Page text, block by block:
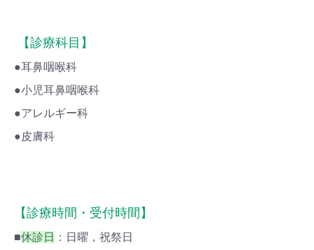
【診療科目】
●耳鼻咽喉科
●小児耳鼻咽喉科
●アレルギー科
●皮膚科
【診療時間・受付時間】
■休診日
：日曜，祝祭日